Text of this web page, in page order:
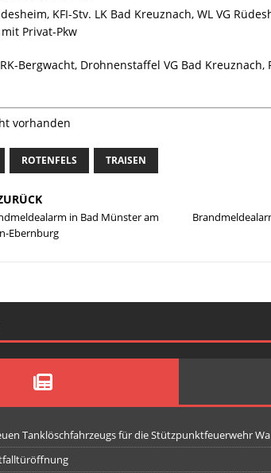
KFI-Stv. LK Bad Kreuznach, WL VG
Privat-Pkw
Bergwacht, Drohnenstaffel VG Bad Kreuznach,
vorhanden
ROTENFELS TRAISEN
in Bad Münster am
Ebernburg
Tanklöschfahrzeugs für die Stützpunktfeuerwehr